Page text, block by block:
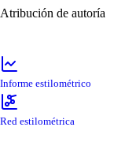
Atribución de autoría
Informe estilométrico
Red estilométrica